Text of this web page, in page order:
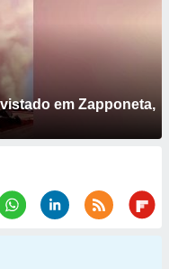
em Zapponeta,